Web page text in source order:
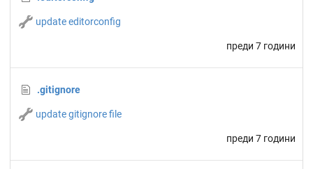
🔧 update editorconfig
преди 7 години
.gitignore
🔧 update gitignore file
преди 7 години